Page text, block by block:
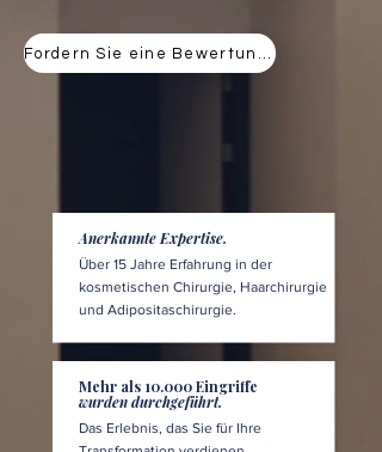
Anerkannte Expertise.
Über 15 Jahre Erfahrung in der
kosmetischen Chirurgie, Haarchirurgie
und Adipositaschirurgie.
Mehr als 10.000 Eingriffe
wurden durchgeführt.
Das Erlebnis, das Sie für Ihre